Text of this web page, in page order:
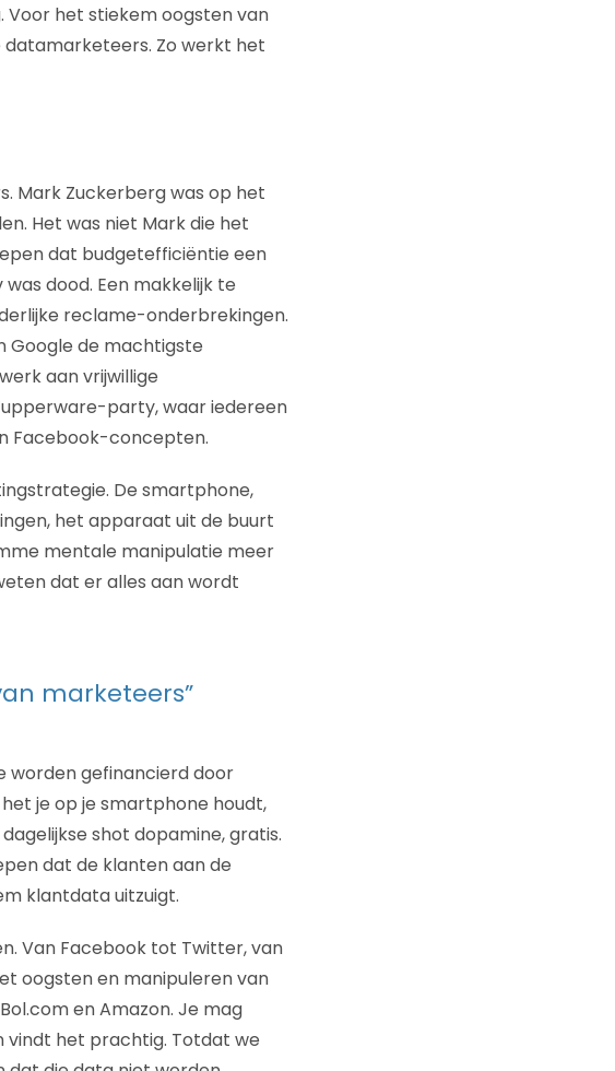
het stiekem oogsten van
datamarketeers. Zo werkt het
Mark Zuckerberg was op het
Het was niet Mark die het
dat budgetefficiëntie een
dood. Een makkelijk te
reclame-onderbrekingen.
Google de machtigste
aan vrijwillige
party, waar iedereen
Facebook-concepten.
De smartphone,
het apparaat uit de buurt
mentale manipulatie meer
dat er alles aan wordt
marketeers”
worden gefinancierd door
je op je smartphone houdt,
shot dopamine, gratis.
dat de klanten aan de
klantdata uitzuigt.
Van Facebook tot Twitter, van
oogsten en manipuleren van
en Amazon. Je mag
vindt het prachtig. Totdat we